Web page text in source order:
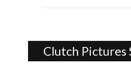
Clutch Pictures